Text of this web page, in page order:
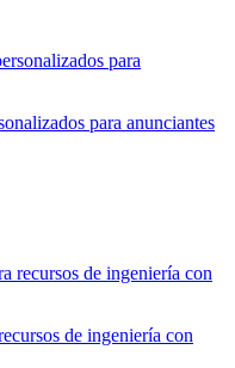
para anunciantes
de ingeniería con